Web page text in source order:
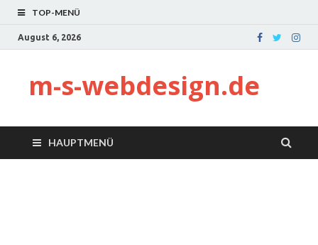
TOP-MENÜ
August 6, 2026
m-s-webdesign.de
HAUPTMENÜ